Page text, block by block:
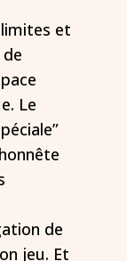
et
Le
de
jeu. Et